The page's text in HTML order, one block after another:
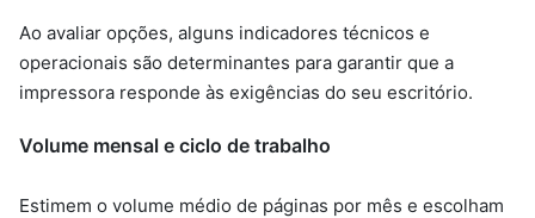
Ao avaliar opções, alguns indicadores técnicos e
operacionais são determinantes para garantir que a
impressora responde às exigências do seu escritório.
Volume mensal e ciclo de trabalho
Estimem o volume médio de páginas por mês e escolham